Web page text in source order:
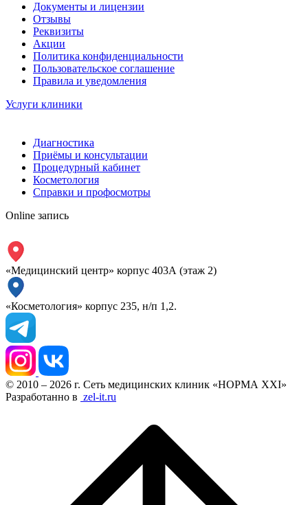
Документы и лицензии
Отзывы
Реквизиты
Акции
Политика конфиденциальности
Пользовательское соглашение
Правила и уведомления
Услуги клиники
Диагностика
Приёмы и консультации
Процедурный кабинет
Косметология
Справки и профосмотры
Online запись
«Медицинский центр» корпус 403А (этаж 2)
«Косметология» корпус 235, н/п 1,2.
© 2010 – 2026 г. Сеть медицинских клиник «НОРМА XXI»
Разработанно в zel-it.ru